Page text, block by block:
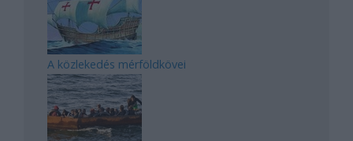
A közlekedés mérföldkövei